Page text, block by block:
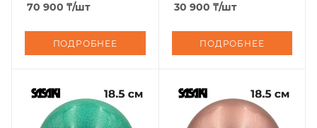
70 900 ₸/шт
ПОДРОБНЕЕ
30 900 ₸/шт
ПОДРОБНЕЕ